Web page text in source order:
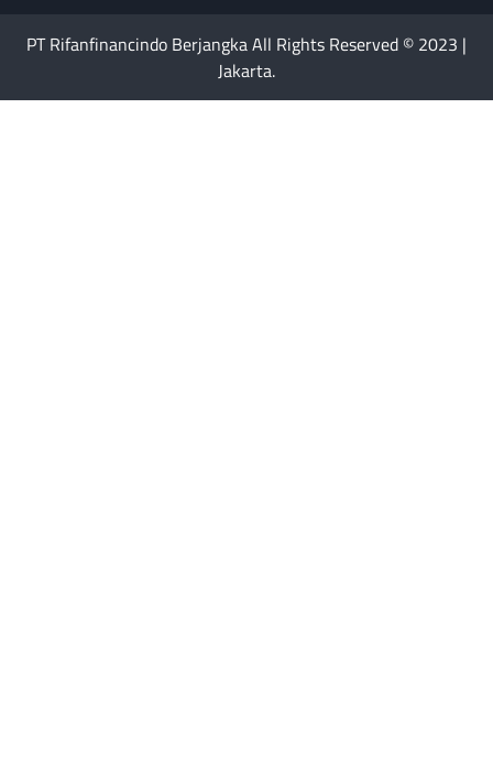
PT Rifanfinancindo Berjangka All Rights Reserved © 2023 |
Jakarta.